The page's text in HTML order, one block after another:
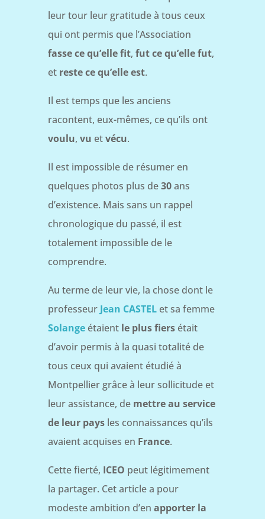
leur tour leur gratitude à tous ceux
qui ont permis que l’Association
fasse ce qu’elle fit, fut ce qu’elle fut,
et reste ce qu’elle est.
Il est temps que les anciens
racontent, eux-mêmes, ce qu’ils ont
voulu, vu etvécu.
Il est impossible de résumer en
quelques photos plus de30ans
d’existence. Mais sans un rappel
chronologique du passé, il est
totalement impossible de le
comprendre.
Au terme de leur vie, la chose dont le
professeur Jean CASTEL et sa femme
Solangeétaient le plus fiersétait
d’avoir permis à la quasi totalité de
tous ceux qui avaient étudié à
Montpellier grâce à leur sollicitude et
leur assistance, de mettre au service
de leur paysles connaissances qu’ils
avaient acquises en France.
Cette fierté, ICEO peut légitimement
la partager. Cet article a pour
modeste ambition d’en apporter la